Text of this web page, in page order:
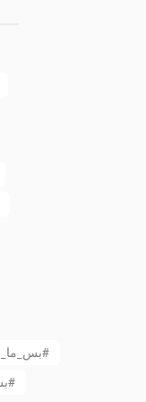
بس_ما_في_داعي_نتحرك_البلد_ماشي_وعاجقة_عفسوح#
بس_نشكر_الله_من_عنا_التبولة_والحمص_بطحينة#